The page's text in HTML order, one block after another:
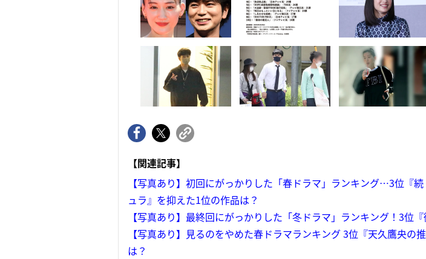
【関連記事】
【写真あり】初回にがっかりした「春ドラマ」ランキング…3位『
ュラ』を抑えた1位の作品は？
【写真あり】最終回にがっかりした「冬ドラマ」ランキング！3位
【写真あり】見るのをやめた春ドラマランキング 3位『天久鷹央の
は？